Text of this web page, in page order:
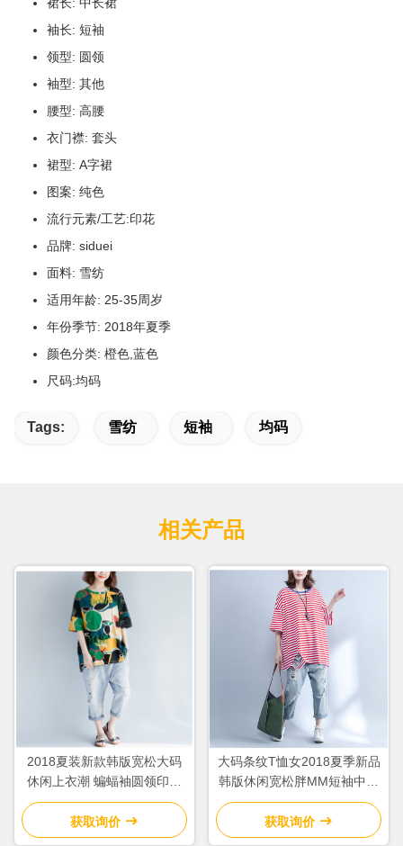
袖长: 短袖
领型: 圆领
袖型: 其他
腰型: 高腰
衣门襟: 套头
裙型: A字裙
图案: 纯色
流行元素/工艺:印花
品牌: siduei
面料: 雪纺
适用年龄: 25-35周岁
年份季节: 2018年夏季
颜色分类: 橙色,蓝色
尺码:均码
Tags: 雪纺 短袖 均码
相关产品
2018夏装新款韩版宽松大码
休闲上衣潮 蝙蝠袖圆领印花
短袖T恤女
获取询价
大码条纹T恤女2018夏季新品
韩版休闲宽松胖MM短袖中长
上衣
获取询价